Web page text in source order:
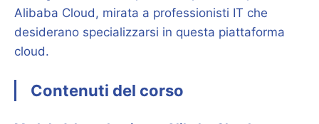
Alibaba Cloud, mirata a professionisti IT che
desiderano specializzarsi in questa piattaforma
cloud.
Contenuti del corso